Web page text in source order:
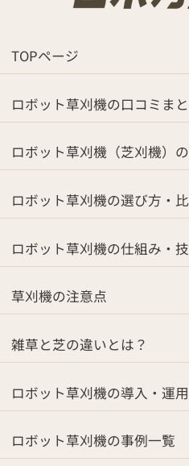
TOPページ
ロボット草刈機の口コミま
ロボット草刈機（芝刈機）
ロボット草刈機の選び方・
ロボット草刈機の仕組み・
草刈機の注意点
雑草と芝の違いとは？
ロボット草刈機の導入・運
ロボット草刈機の事例一覧